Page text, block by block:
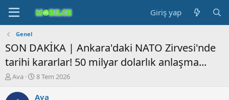
Giriş yap
Genel
SON DAKİKA | Ankara'daki NATO Zirvesi'nde
tarihi kararlar! 50 milyar dolarlık anlaşma...
K
n
Ava
B
ş
8 Tem 2026
Ava